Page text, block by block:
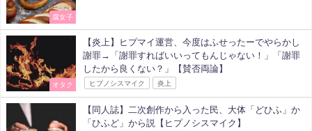
腐女子
オタク
【炎上】ヒプマイ運営、今度はふせったーでやらかし
謝罪→「謝罪すればいいってもんじゃない！」「謝罪
したから良くない？」【賛否両論】
ヒプノシスマイク 炎上
【同人誌】二次創作から入った民、大体「どひふ」か
「ひふど」から説【ヒプノシスマイク】